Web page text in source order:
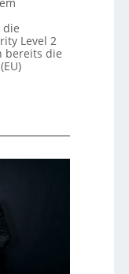
die
Level 2
bereits die